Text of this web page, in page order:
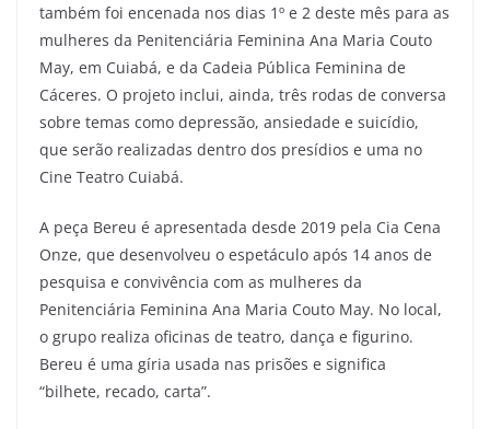
também foi encenada nos dias 1º e 2 deste mês para as
mulheres da Penitenciária Feminina Ana Maria Couto
May, em Cuiabá, e da Cadeia Pública Feminina de
Cáceres. O projeto inclui, ainda, três rodas de conversa
sobre temas como depressão, ansiedade e suicídio,
que serão realizadas dentro dos presídios e uma no
Cine Teatro Cuiabá.
A peça Bereu é apresentada desde 2019 pela Cia Cena
Onze, que desenvolveu o espetáculo após 14 anos de
pesquisa e convivência com as mulheres da
Penitenciária Feminina Ana Maria Couto May. No local,
o grupo realiza oficinas de teatro, dança e figurino.
Bereu é uma gíria usada nas prisões e significa
“bilhete, recado, carta”.